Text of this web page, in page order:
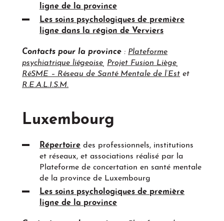
ligne de la province
Les soins psychologiques de première
ligne dans la région de Verviers
Contacts pour la province : Plateforme
psychiatrique liégeoise Projet Fusion Liège
RéSME – Réseau de Santé Mentale de l’Est et
R.E.A.L.I.S.M.
Luxembourg
Répertoire des professionnels, institutions
et réseaux, et associations réalisé par la
Plateforme de concertation en santé mentale
de la province de Luxembourg
Les soins psychologiques de première
ligne de la province